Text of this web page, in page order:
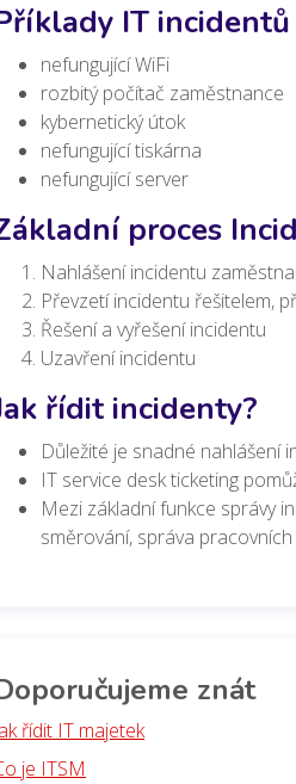
IT incidentů
nefungující WiFi
rozbitý počítač zaměstnance
kybernetický útok
nefungující tiskárna
nefungující server
proces
Nahlášení incidentu
Převzetí incidentu řešitelem,
Řešení a vyřešení incidentu
Uzavření incidentu
řídit incidenty?
Důležité je snadné nahlášení
IT service desk ticketing
Mezi základní funkce správy
směrování, správa
znát
řídit IT majetek
je ITSM